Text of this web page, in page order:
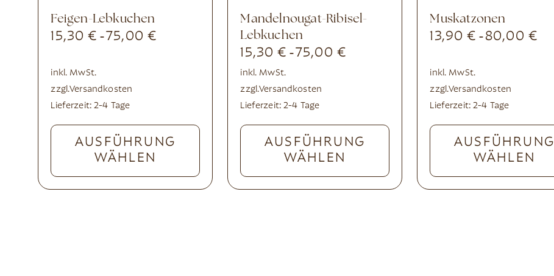
Feigen-Lebkuchen
15,30€ -75,00 €
inkl. MwSt.
zzgl.Versandkosten
Lieferzeit:2-4 Tage
AUSFÜHRUNG
WÄHLEN
Mandelnougat-Ribisel-
Lebkuchen
15,30€ -75,00 €
inkl. MwSt.
zzgl.Versandkosten
Lieferzeit:2-4 Tage
AUSFÜHRUNG
WÄHLEN
Muskatzonen
13,90€ - 80,00 €
inkl. MwSt.
zzgl.Versandkosten
Lieferzeit:2-4 Tage
AUSFÜHRUNG
WÄHLEN